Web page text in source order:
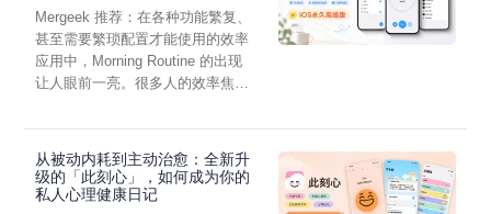
Mergeek 推荐：在各种功能繁复、
甚至需要繁琐配置才能使用的效率
应用中，Morning Routine 的出现
让人眼前一亮。很多人的效率焦
从被动内耗到主动治愈：全新升
级的「此刻心」，如何成为你的
私人心理健康日记